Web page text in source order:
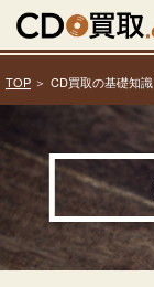
TOP CD買取の基礎知識